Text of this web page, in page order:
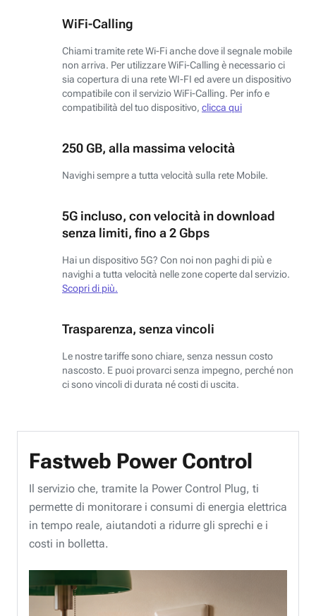
WiFi-Calling
Chiami tramite rete Wi-Fi anche dove il segnale mobile
non arriva. Per utilizzare WiFi-Calling è necessario ci
sia copertura di una rete WI-FI ed avere un dispositivo
compatibile con il servizio WiFi-Calling. Per info e
compatibilità del tuo dispositivo, clicca qui
250 GB, alla massima velocità
Navighi sempre a tutta velocità sulla rete Mobile.
5G incluso, con velocità in download
senza limiti, fino a 2 Gbps
Hai un dispositivo 5G? Con noi non paghi di più e
navighi a tutta velocità nelle zone coperte dal servizio.
Scopri di più.
Trasparenza, senza vincoli
Le nostre tariffe sono chiare, senza nessun costo
nascosto. E puoi provarci senza impegno, perché non
ci sono vincoli di durata né costi di uscita.
Fastweb Power Control
Il servizio che, tramite la Power Control Plug, ti
permette di monitorare i consumi di energia elettrica
in tempo reale, aiutandoti a ridurre gli sprechi e i
costi in bolletta.